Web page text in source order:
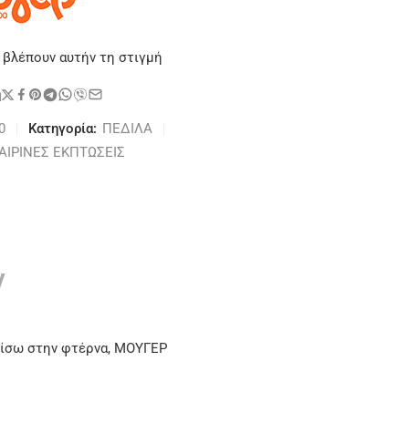
αυτήν τη στιγμή
Κατηγορία: ΠΕΔΙΛΑ
ΕΚΠΤΩΣΕΙΣ
στην φτέρνα, ΜΟΥΓΕΡ